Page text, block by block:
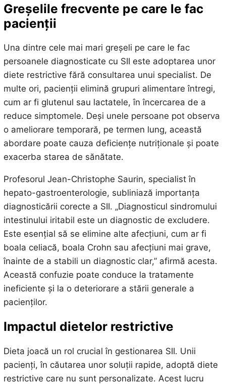
Greșelile frecvente pe care le fac
pacienții
Una dintre cele mai mari greșeli pe care le fac
persoanele diagnosticate cu SII este adoptarea unor
diete restrictive fără consultarea unui specialist. De
multe ori, pacienții elimină grupuri alimentare întregi,
cum ar fi glutenul sau lactatele, în încercarea de a
reduce simptomele. Deși unele persoane pot observa
o ameliorare temporară, pe termen lung, această
abordare poate cauza deficiențe nutriționale și poate
exacerba starea de sănătate.
Profesorul Jean-Christophe Saurin, specialist în
hepato-gastroenterologie, subliniază importanța
diagnosticării corecte a SII. „Diagnosticul sindromului
intestinului iritabil este un diagnostic de excludere.
Este esențial să se elimine alte afecțiuni, cum ar fi
boala celiacă, boala Crohn sau afecțiuni mai grave,
înainte de a stabili un diagnostic clar,” afirmă acesta.
Această confuzie poate conduce la tratamente
ineficiente și la o deteriorare a stării generale a
pacienților.
Impactul dietelor restrictive
Dieta joacă un rol crucial în gestionarea SII. Unii
pacienți, în căutarea unor soluții rapide, adoptă diete
restrictive care nu sunt personalizate. Acest lucru